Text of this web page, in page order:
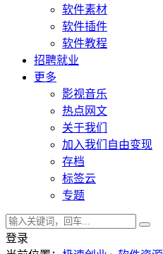
软件素材
软件插件
软件教程
招聘就业
更多
影视音乐
热点网文
关于我们
加入我们自由变现
存档
标签云
专题
登录